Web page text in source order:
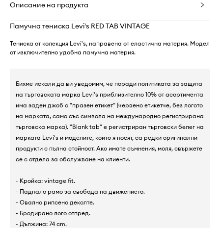
Описание на продукта
Памучна тениска Levi's RED TAB VINTAGE
Тениска от колекция Levi's, направена от еластична материя. Модел
от изключително удобна памучна материя.
Бихме искали да ви уведомим, че поради политиката за защита
на търговската марка Levi's приблизително 10% от асортимента
има заден джоб с "празен етикет" (червено етикетче, без логото
на марката, само със символа на международно регистрирана
търговска марка). "Blank tab" е регистриран търговски белег на
марката Levi's и моделите, които я носят, са редки оригинални
продукти с пълна стойност. Ако имате съмнения, моля, свържете
се с отдела за обслужване на клиенти.
- Кройка: vintage fit.
- Паднало рамо за свобода на движението.
- Овално рипсено деколте.
- Бродирано лого отпред.
- Дължина: 74 cm.